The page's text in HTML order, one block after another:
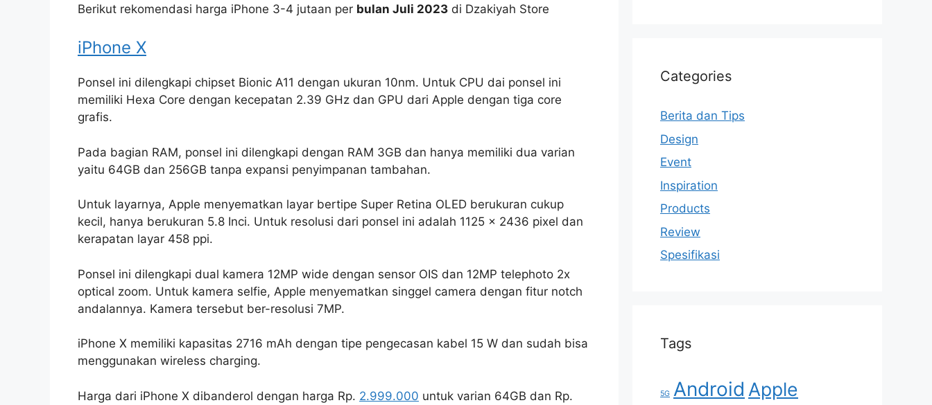
Berikut rekomendasi harga iPhone 3-4 jutaan per bulan Juli 2023 di Dzakiyah Store
iPhone X
Ponsel ini dilengkapi chipset Bionic A11 dengan ukuran 10nm. Untuk CPU dai ponsel ini
memiliki Hexa Core dengan kecepatan 2.39 GHz dan GPU dari Apple dengan tiga core
grafis.
Pada bagian RAM, ponsel ini dilengkapi dengan RAM 3GB dan hanya memiliki dua varian
yaitu 64GB dan 256GB tanpa expansi penyimpanan tambahan.
Untuk layarnya, Apple menyematkan layar bertipe Super Retina OLED berukuran cukup
kecil, hanya berukuran 5.8 Inci. Untuk resolusi dari ponsel ini adalah 1125 x 2436 pixel dan
kerapatan layar 458 ppi.
Ponsel ini dilengkapi dual kamera 12MP wide dengan sensor OIS dan 12MP telephoto 2x
optical zoom. Untuk kamera selfie, Apple menyematkan singgel camera dengan fitur notch
andalannya. Kamera tersebut ber-resolusi 7MP.
iPhone X memiliki kapasitas 2716 mAh dengan tipe pengecasan kabel 15 W dan sudah bisa
menggunakan wireless charging.
Harga dari iPhone X dibanderol dengan harga Rp. 2.999.000 untuk varian 64GB dan Rp.
Categories
Berita dan Tips
Design
Event
Inspiration
Products
Review
Spesifikasi
Tags
5G Android Apple